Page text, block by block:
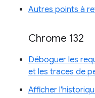
Autres points à
Chrome 132
Déboguer les
et les traces de
Afficher